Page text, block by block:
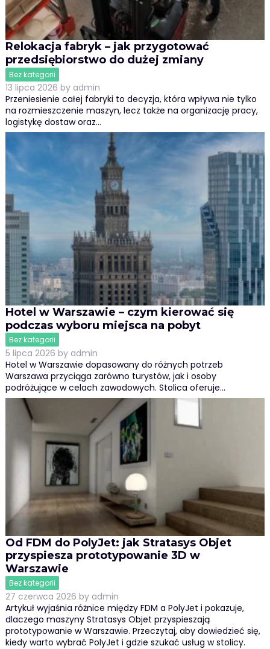
Relokacja fabryk – jak przygotować
przedsiębiorstwo do dużej zmiany
Bez kategorii
13 lipca 2026 by admin
Przeniesienie całej fabryki to decyzja, która wpływa nie tylko
na rozmieszczenie maszyn, lecz także na organizację pracy,
logistykę dostaw oraz…
Hotel w Warszawie – czym kierować się
podczas wyboru miejsca na pobyt
Bez kategorii
5 lipca 2026 by admin
Hotel w Warszawie dopasowany do różnych potrzeb
Warszawa przyciąga zarówno turystów, jak i osoby
podróżujące w celach zawodowych. Stolica oferuje…
Od FDM do PolyJet: jak Stratasys Objet
przyspiesza prototypowanie 3D w
Warszawie
Bez kategorii
27 czerwca 2026 by admin
Artykuł wyjaśnia różnice między FDM a PolyJet i pokazuje,
dlaczego maszyny Stratasys Objet przyspieszają
prototypowanie w Warszawie. Przeczytaj, aby dowiedzieć się,
kiedy warto wybrać PolyJet i gdzie szukać usług w stolicy.